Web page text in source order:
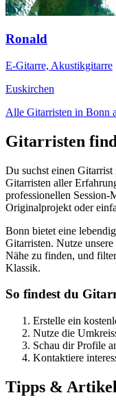
Ronald
E-Gitarre, Akustikgitarre
Euskirchen
Alle Gitarristen in Bonn
Gitarristen
Du suchst einen
Gitarristen aller
professionellen
Originalprojekt oder
Bonn bietet eine
Gitarristen. Nutze
Nähe zu finden, und
Klassik.
So findest du
Erstelle ein
Nutze die
Schau dir Profile
Kontaktiere
Tipps & Artikel